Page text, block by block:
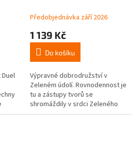
Předobjednávka září 2026
1 139 Kč
Do košíku
Výpravné dobrodružství v
Zeleném údolí. Rovnodennost je
tu a zástupy tvorů se
shromáždily v srdci Zeleného
údolí, aby byly svědky Zkoušky